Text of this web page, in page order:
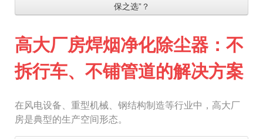
保之选”？
高大厂房焊烟净化除尘器：不
拆行车、不铺管道的解决方案
在风电设备、重型机械、钢结构制造等行业中，高大厂
房是典型的生产空间形态。